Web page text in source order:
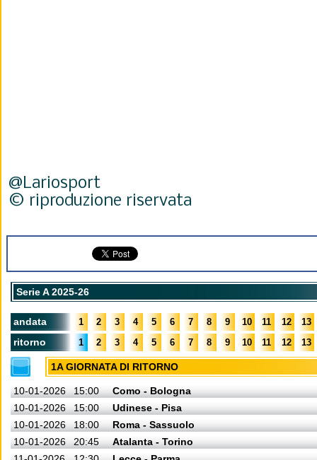
@Lariosport
© riproduzione riservata
Serie A 2025-26
andata 1 2 3 4 5 6 7 8 9 10 11 12 13
ritorno 1 2 3 4 5 6 7 8 9 10 11 12 13
1A GIORNATA DI RITORNO
10-01-2026 15:00
Como - Bologna
10-01-2026
15:00
Udinese - Pisa
10-01-2026
18:00
Roma - Sassuolo
10-01-2026
20:45
Atalanta - Torino